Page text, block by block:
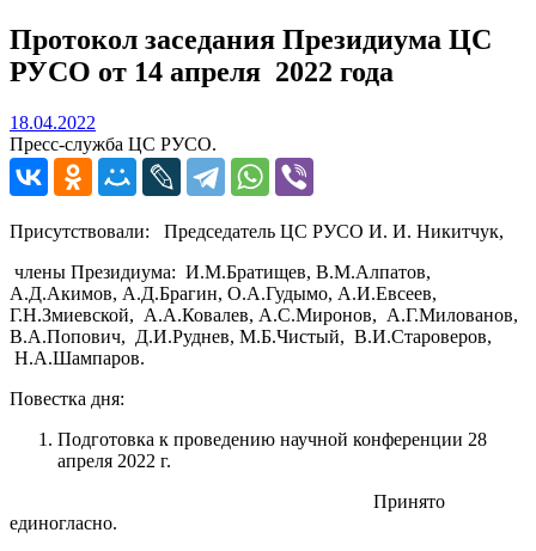
Протокол заседания Президиума ЦС
РУСО от 14 апреля 2022 года
18.04.2022
Пресс-служба ЦС РУСО.
Присутствовали: Председатель ЦС РУСО И. И. Никитчук,
члены Президиума: И.М.Братищев, В.М.Алпатов,
А.Д.Акимов, А.Д.Брагин, О.А.Гудымо, А.И.Евсеев,
Г.Н.Змиевской, А.А.Ковалев, А.С.Миронов, А.Г.Милованов,
В.А.Попович, Д.И.Руднев, М.Б.Чистый, В.И.Староверов,
Н.А.Шампаров.
Повестка дня:
Подготовка к проведению научной конференции 28
апреля 2022 г.
Принято
единогласно.